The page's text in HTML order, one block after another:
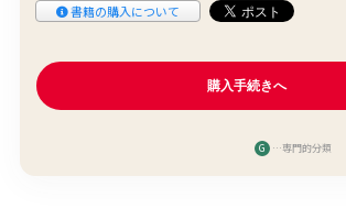
書籍の購入について
G …専門的分類